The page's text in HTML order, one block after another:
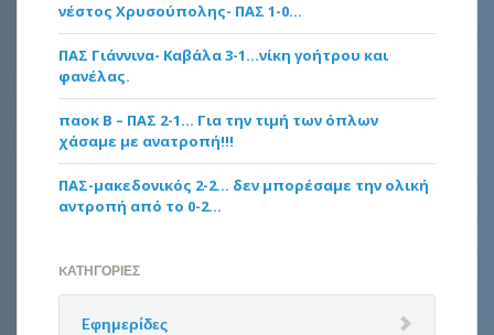
νέστος Χρυσούπολης- ΠΑΣ 1-0…
ΠΑΣ Γιάννινα- Καβάλα 3-1…νίκη γοήτρου και
φανέλας.
παοκ Β – ΠΑΣ 2-1… Για την τιμή των όπλων
χάσαμε με ανατροπή!!!
ΠΑΣ-μακεδονικός 2-2… δεν μπορέσαμε την ολική
αντροπή από το 0-2…
KΑΤΗΓΟΡΊΕΣ
Eφημερίδες